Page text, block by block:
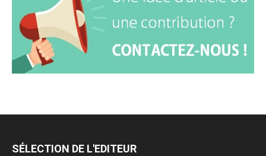
SÉLECTION DE L'EDITEUR